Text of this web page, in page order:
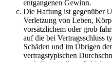
entgangenen Gewinn.
Die Haftung ist gegenüber
Verletzung von Leben,
vorsätzlichem oder grob
auf die bei Vertragsschluss
Schäden und im Übrigen
vertragstypischen